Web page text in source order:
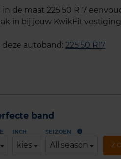
in de maat 225 50 R17
in bij jouw KwikFit
autoband: 225 50 R17
band
INCH
kies
SEIZOEN
All season